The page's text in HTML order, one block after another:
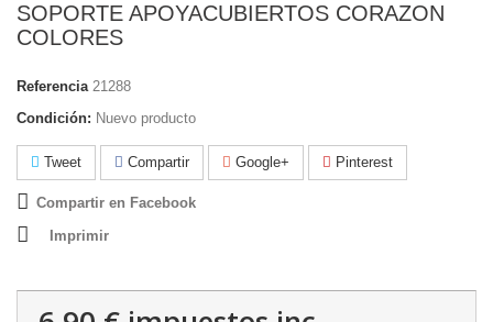
SOPORTE APOYACUBIERTOS CORAZON
COLORES
Referencia 21288
Condición: Nuevo producto
Tweet Compartir Google+ Pinterest
Compartir en Facebook
Imprimir